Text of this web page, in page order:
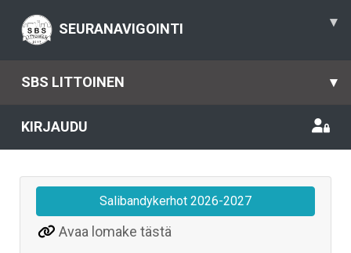
SEURANAVIGOINTI ▾
SBS LITTOINEN ▾
KIRJAUDU
Salibandykerhot 2026-2027
Avaa lomake tästä